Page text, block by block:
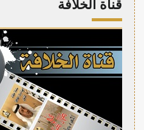
قناة الخلافة